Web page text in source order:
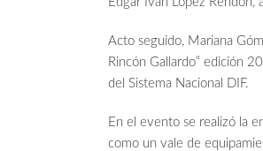
Acto seguido, Mariana
Rincón Gallardo” edición
del Sistema Nacional DIF.
En el evento se realizó la
como un vale de